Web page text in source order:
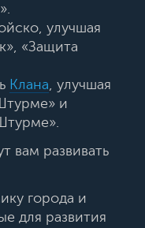
улучшая
«Защита
Клана, улучшая
и
вам развивать
города и
для развития